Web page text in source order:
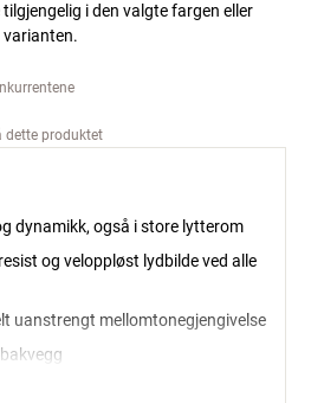
i den valgte fargen eller
varianten.
dette produktet
dynamikk, også i store lytterom
og veloppløst lydbilde ved alle
uanstrengt mellomtonegjengivelse